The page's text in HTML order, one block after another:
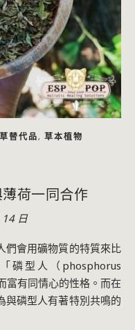
替代品, 草本植物
荷一同合作
日
磷型人（phosphorus
富有同情心的性格。而在
與磷型人有著特別共鳴的